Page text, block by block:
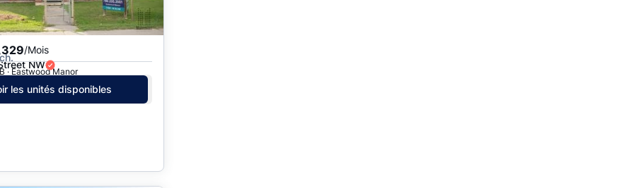
/Mois
NW
· Eastwood Manor
les unités disponibles